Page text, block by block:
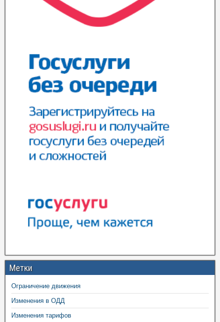
Метки
Ограничение движения
Изменения в ОДД
Изменения тарифов